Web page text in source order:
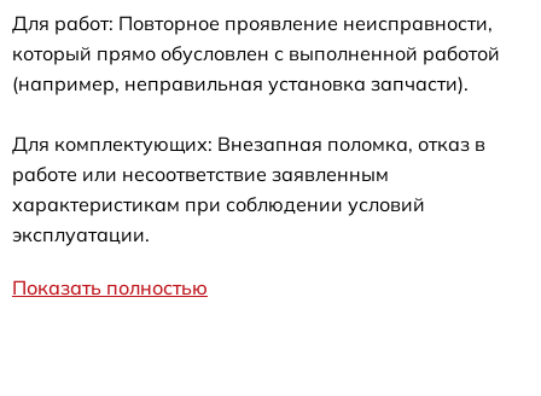
Для работ: Повторное проявление неисправности,
который прямо обусловлен с выполненной работой
(например, неправильная установка запчасти).
Для комплектующих: Внезапная поломка, отказ в
работе или несоответствие заявленным
характеристикам при соблюдении условий
эксплуатации.
Показать полностью